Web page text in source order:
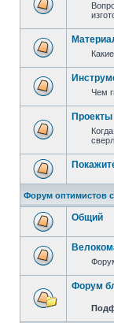
Чем
Проекты
Форум оптимистов
Общий
Форум